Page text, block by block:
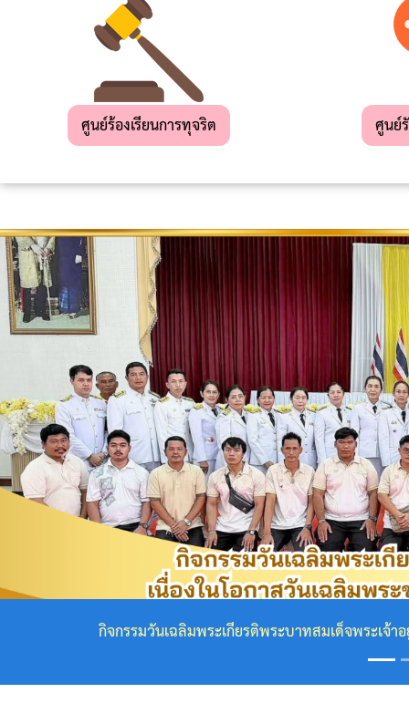
ยุทธศาสตร์
การ
พัฒนา
กฎหมาย
ที่
โครงสร้าง
องค์กร
ข้อมูล
โครงสร้าง
ผู้
ศูนย์ร้องเรียนการทุจริต ศูนย์
สถิตในใจไทยนิรันดร์ น้อมสำนึกในพระกรุณาธิคุณเป็นล้นพ้น ข้า
Previous